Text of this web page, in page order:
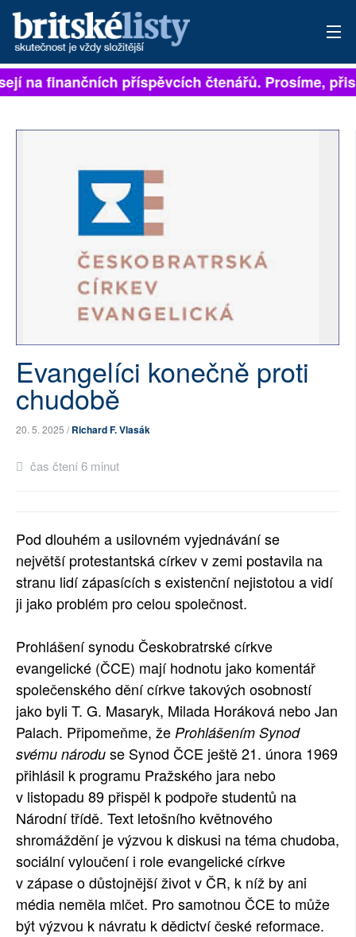
PŘIHLÁSIT
NEJČTENĚJŠÍ ZA 7 DNÍ
SOCIÁLNÍ SÍTĚ
RUBRIKY
na finančních příspěvcích čtenářů. Prosíme,
Evangelíci konečně proti
chudobě
20. 5. 2025 /Richard F. Vlasák
čas čtení 6 minut
Pod dlouhém a usilovném vyjednávání se
největší protestantská církev v zemi postavila na
stranu lidí zápasících s existenční nejistotou a vidí
ji jako problém pro celou společnost.
Prohlášení synodu Českobratrské církve
evangelické (ČCE) mají hodnotu jako komentář
společenského dění církve takových osobností
jako byli T. G. Masaryk, Milada Horáková nebo Jan
Palach. Připomeňme, že Prohlášením Synod
svému národu se Synod ČCE ještě 21. února 1969
přihlásil k programu Pražského jara nebo
v listopadu 89 přispěl k podpoře studentů na
Národní třídě. Text letošního květnového
shromáždění je výzvou k diskusi na téma chudoba,
sociální vyloučení i role evangelické církve
v zápase o důstojnější život v ČR, k níž by ani
média neměla mlčet. Pro samotnou ČCE to může
být výzvou k návratu k dědictví české reformace.